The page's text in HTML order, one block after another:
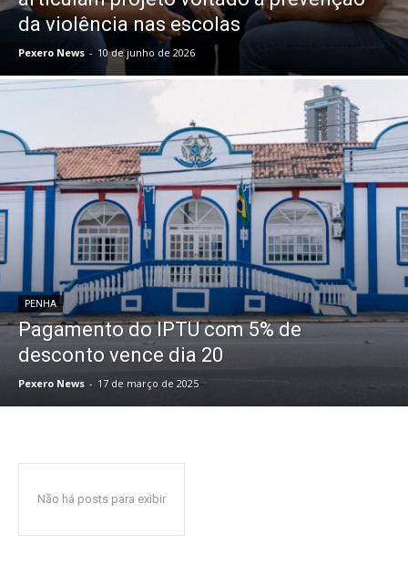
da violência nas escolas
Pexero News - 10 de junho de 2026
PENHA
Pagamento do IPTU com 5% de
desconto vence dia 20
Pexero News - 17 de março de 2025
Não há posts para exibir